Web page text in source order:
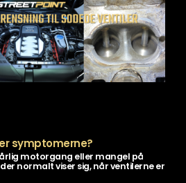
symptomerne?
motorgang eller mangel på
normalt viser sig, når ventilerne er